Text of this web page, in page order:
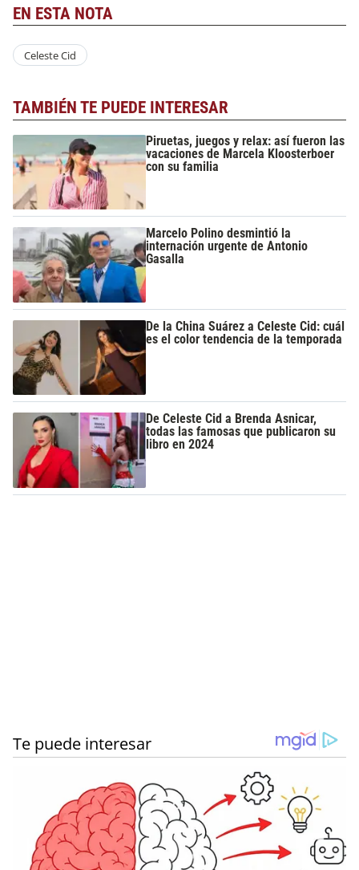
EN ESTA NOTA
Celeste Cid
TAMBIÉN TE PUEDE INTERESAR
Piruetas, juegos y relax: así fueron las
vacaciones de Marcela Kloosterboer
con su familia
Marcelo Polino desmintió la
internación urgente de Antonio
Gasalla
De la China Suárez a Celeste Cid: cuál
es el color tendencia de la temporada
De Celeste Cid a Brenda Asnicar,
todas las famosas que publicaron su
libro en 2024